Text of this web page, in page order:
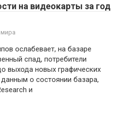
на видеокарты за год
ослабевает, на базаре
спад, потребители
выхода новых графических
о состоянии базара,
и